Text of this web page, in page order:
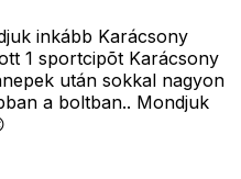
inkább Karácsony
1 sportcipõt Karácsony
után sokkal nagyon
a boltban.. Mondjuk